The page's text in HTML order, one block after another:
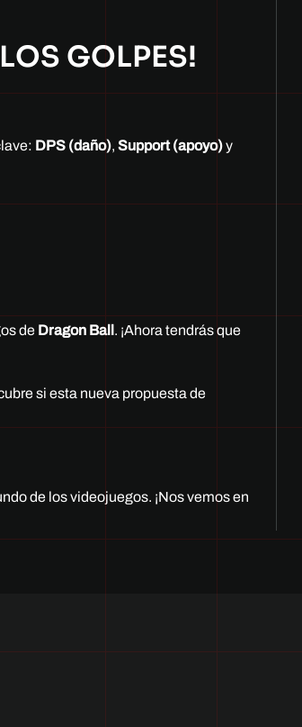
GOLPES!
DPS (daño), Support (apoyo)y
de Dragon Ball . ¡Ahora tendrás que
si esta nueva propuesta de
de los videojuegos. ¡Nos vemos en